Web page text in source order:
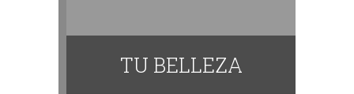
TU BELLEZA